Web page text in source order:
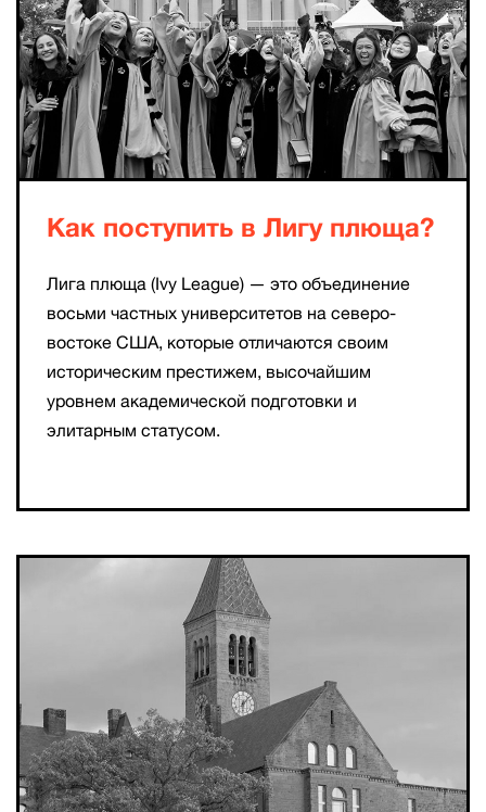
Как поступить в Лигу плюща?
Лига плюща (Ivy League) — это объединение
восьми частных университетов на северо-
востоке США, которые отличаются своим
историческим престижем, высочайшим
уровнем академической подготовки и
элитарным статусом.